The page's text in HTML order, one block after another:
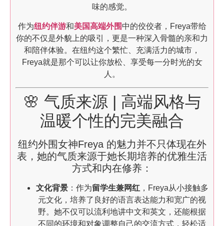
味的感觉。
作为纽约伴游和美国高端外围 中的佼佼者，Freya带给
你的不仅是外貌上的吸引，更是一种深入骨髓的亲和力
和陪伴体验。在纽约这个繁忙、充满活力的城市，
Freya就是那个可以让你放松、享受每一分时光的女
人。
🌸 气质来源 | 高端风格与
温暖个性的完美融合
纽约外围女神Freya 的魅力并不只体现在外
表，她的气质来源于她长期培养的优雅生活
方式和内在修养：
文化背景：作为留学生兼网红，Freya从小接触多
元文化，培养了良好的语言表达能力和宽广的视
野。她不仅可以流利地讲中文和英文，还能根据
不同的环境和对象调整自己的交流方式，轻松适